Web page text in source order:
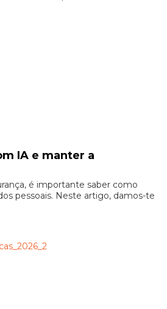
IA e manter a
é importante saber como
pessoais. Neste artigo, damos-te